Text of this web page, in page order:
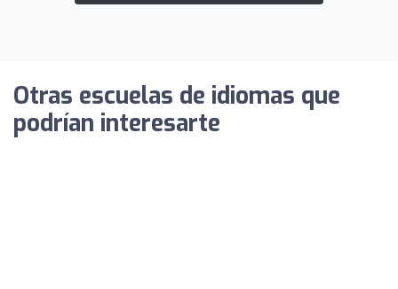
Otras escuelas de idiomas que
podrían interesarte